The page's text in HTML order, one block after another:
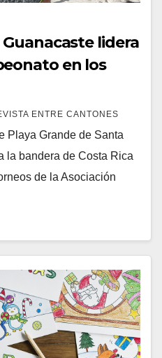
lidera
en los
ENTRE CANTONES
Playa Grande de Santa
la bandera de Costa Rica
de la Asociación